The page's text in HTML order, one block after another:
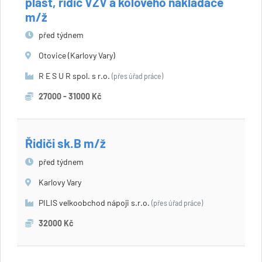
m/ž
před týdnem
Otovice (Karlovy Vary)
R E S U R spol. s r.o. (přes úřad práce)
27000 - 31000 Kč
Řidiči sk.B m/ž
před týdnem
Karlovy Vary
PILIS velkoobchod nápoji s.r.o. (přes úřad práce)
32000 Kč